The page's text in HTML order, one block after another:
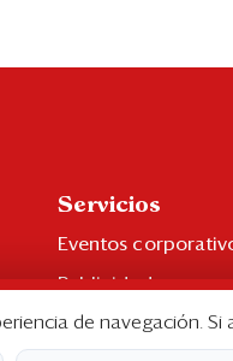
Servicios
Eventos
Publicidad
Contáctenos
de navegación. Si